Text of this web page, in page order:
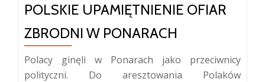
POLSKIE UPAMIĘTNIENIE OFIAR
ZBRODNI W PONARACH
Polacy ginęli w Ponarach jako przeciwnicy
polityczni. Do aresztowania Polaków